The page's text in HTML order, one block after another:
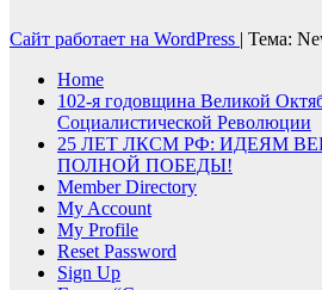
Сайт работает на WordPress | Тема:
Home
102-я годовщина Великой
Социалистической Революции
25 ЛЕТ ЛКСМ РФ: ИДЕЯМ
ПОЛНОЙ ПОБЕДЫ!
Member Directory
My Account
My Profile
Reset Password
Sign Up